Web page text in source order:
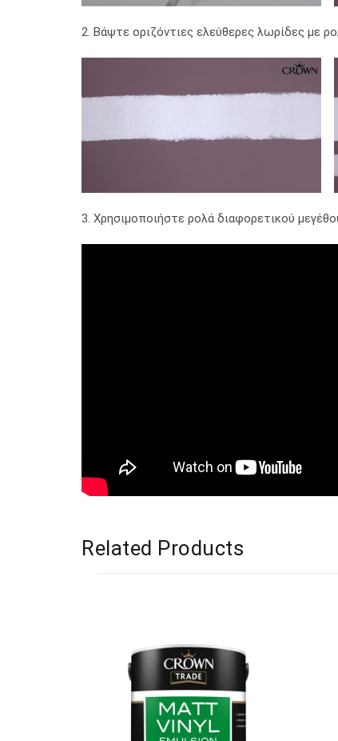
2. Βάψτε οριζόντιες ελεύθερες λωρίδες με
3. Χρησιμοποιήστε ρολά διαφορετικού
Related Products